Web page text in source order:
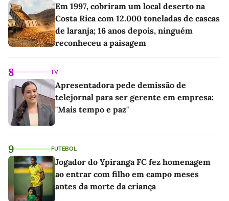
Em 1997, cobriram um local deserto na
Costa Rica com 12.000 toneladas de cascas
de laranja; 16 anos depois, ninguém
reconheceu a paisagem
8 TV
Apresentadora pede demissão de
telejornal para ser gerente em empresa:
"Mais tempo e paz"
9 FUTEBOL
Jogador do Ypiranga FC fez homenagem
ao entrar com filho em campo meses
antes da morte da criança